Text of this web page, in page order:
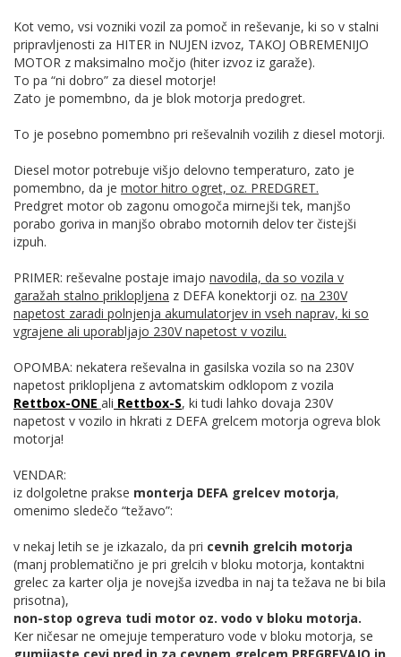
Kot vemo, vsi vozniki vozil za pomoč in reševanje, ki so v stalni
pripravljenosti za HITER in NUJEN izvoz, TAKOJ OBREMENIJO
MOTOR z maksimalno močjo (hiter izvoz iz garaže).
To pa “ni dobro” za diesel motorje!
Zato je pomembno, da je blok motorja predogret.
To je posebno pomembno pri reševalnih vozilih z diesel motorji.
Diesel motor potrebuje višjo delovno temperaturo, zato je
pomembno, da je motor hitro ogret, oz. PREDGRET.
Predgret motor ob zagonu omogoča mirnejši tek, manjšo
porabo goriva in manjšo obrabo motornih delov ter čistejši
izpuh.
PRIMER: reševalne postaje imajo navodila, da so vozila v
garažah stalno priklopljena z DEFA konektorji oz. na 230V
napetost zaradi polnjenja akumulatorjev in vseh naprav, ki so
vgrajene ali uporabljajo 230V napetost v vozilu.
OPOMBA: nekatera reševalna in gasilska vozila so na 230V
napetost priklopljena z avtomatskim odklopom z vozila
Rettbox-ONE ali Rettbox-S, ki tudi lahko dovaja 230V
napetost v vozilo in hkrati z DEFA grelcem motorja ogreva blok
motorja!
VENDAR:
iz dolgoletne prakse monterja DEFA grelcev motorja,
omenimo sledečo “težavo”:
v nekaj letih se je izkazalo, da pri cevnih grelcih motorja
(manj problematično je pri grelcih v bloku motorja, kontaktni
grelec za karter olja je novejša izvedba in naj ta težava ne bi bila
prisotna),
non-stop ogreva tudi motor oz. vodo v bloku motorja.
Ker ničesar ne omejuje temperaturo vode v bloku motorja, se
gumijaste cevi pred in za cevnem grelcem PREGREVAJO in